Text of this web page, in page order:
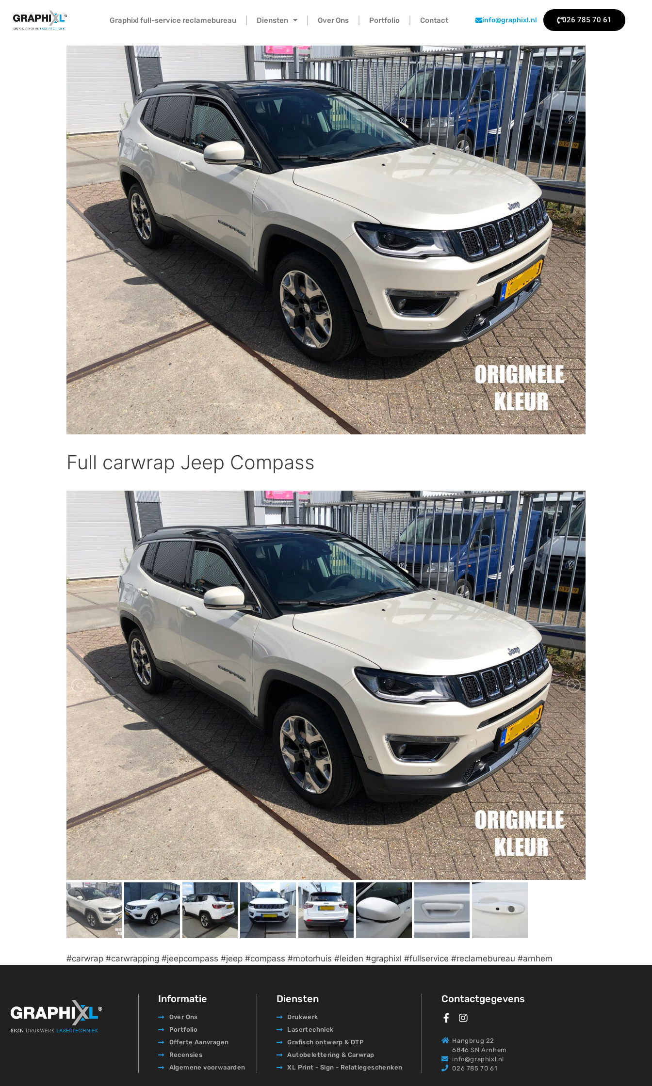
Graphixl full-service reclamebureau Diensten Over Ons Portfolio Contact info@graphixl.nl 026 785 70 61
Full carwrap Jeep Compass
#carwrap #carwrapping #jeepcompass #jeep #compass #motorhuis #leiden #graphixl #fullservice #reclamebureau #arnhem
Informatie
Over Ons
Portfolio
Offerte Aanvragen
Recensies
Algemene voorwaarden
Diensten
Drukwerk
Lasertechniek
Grafisch ontwerp & DTP
Autobelettering & Carwrap
XL Print - Sign - Relatiegeschenken
Contactgegevens
Hangbrug 22
6846 SN Arnhem
info@graphixl.nl
026 785 70 61